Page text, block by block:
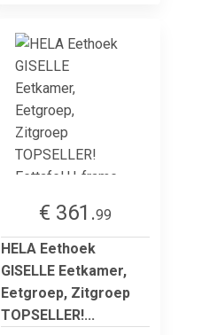
€ 361.99
HELA Eethoek
GISELLE Eetkamer,
Eetgroep, Zitgroep
TOPSELLER!...